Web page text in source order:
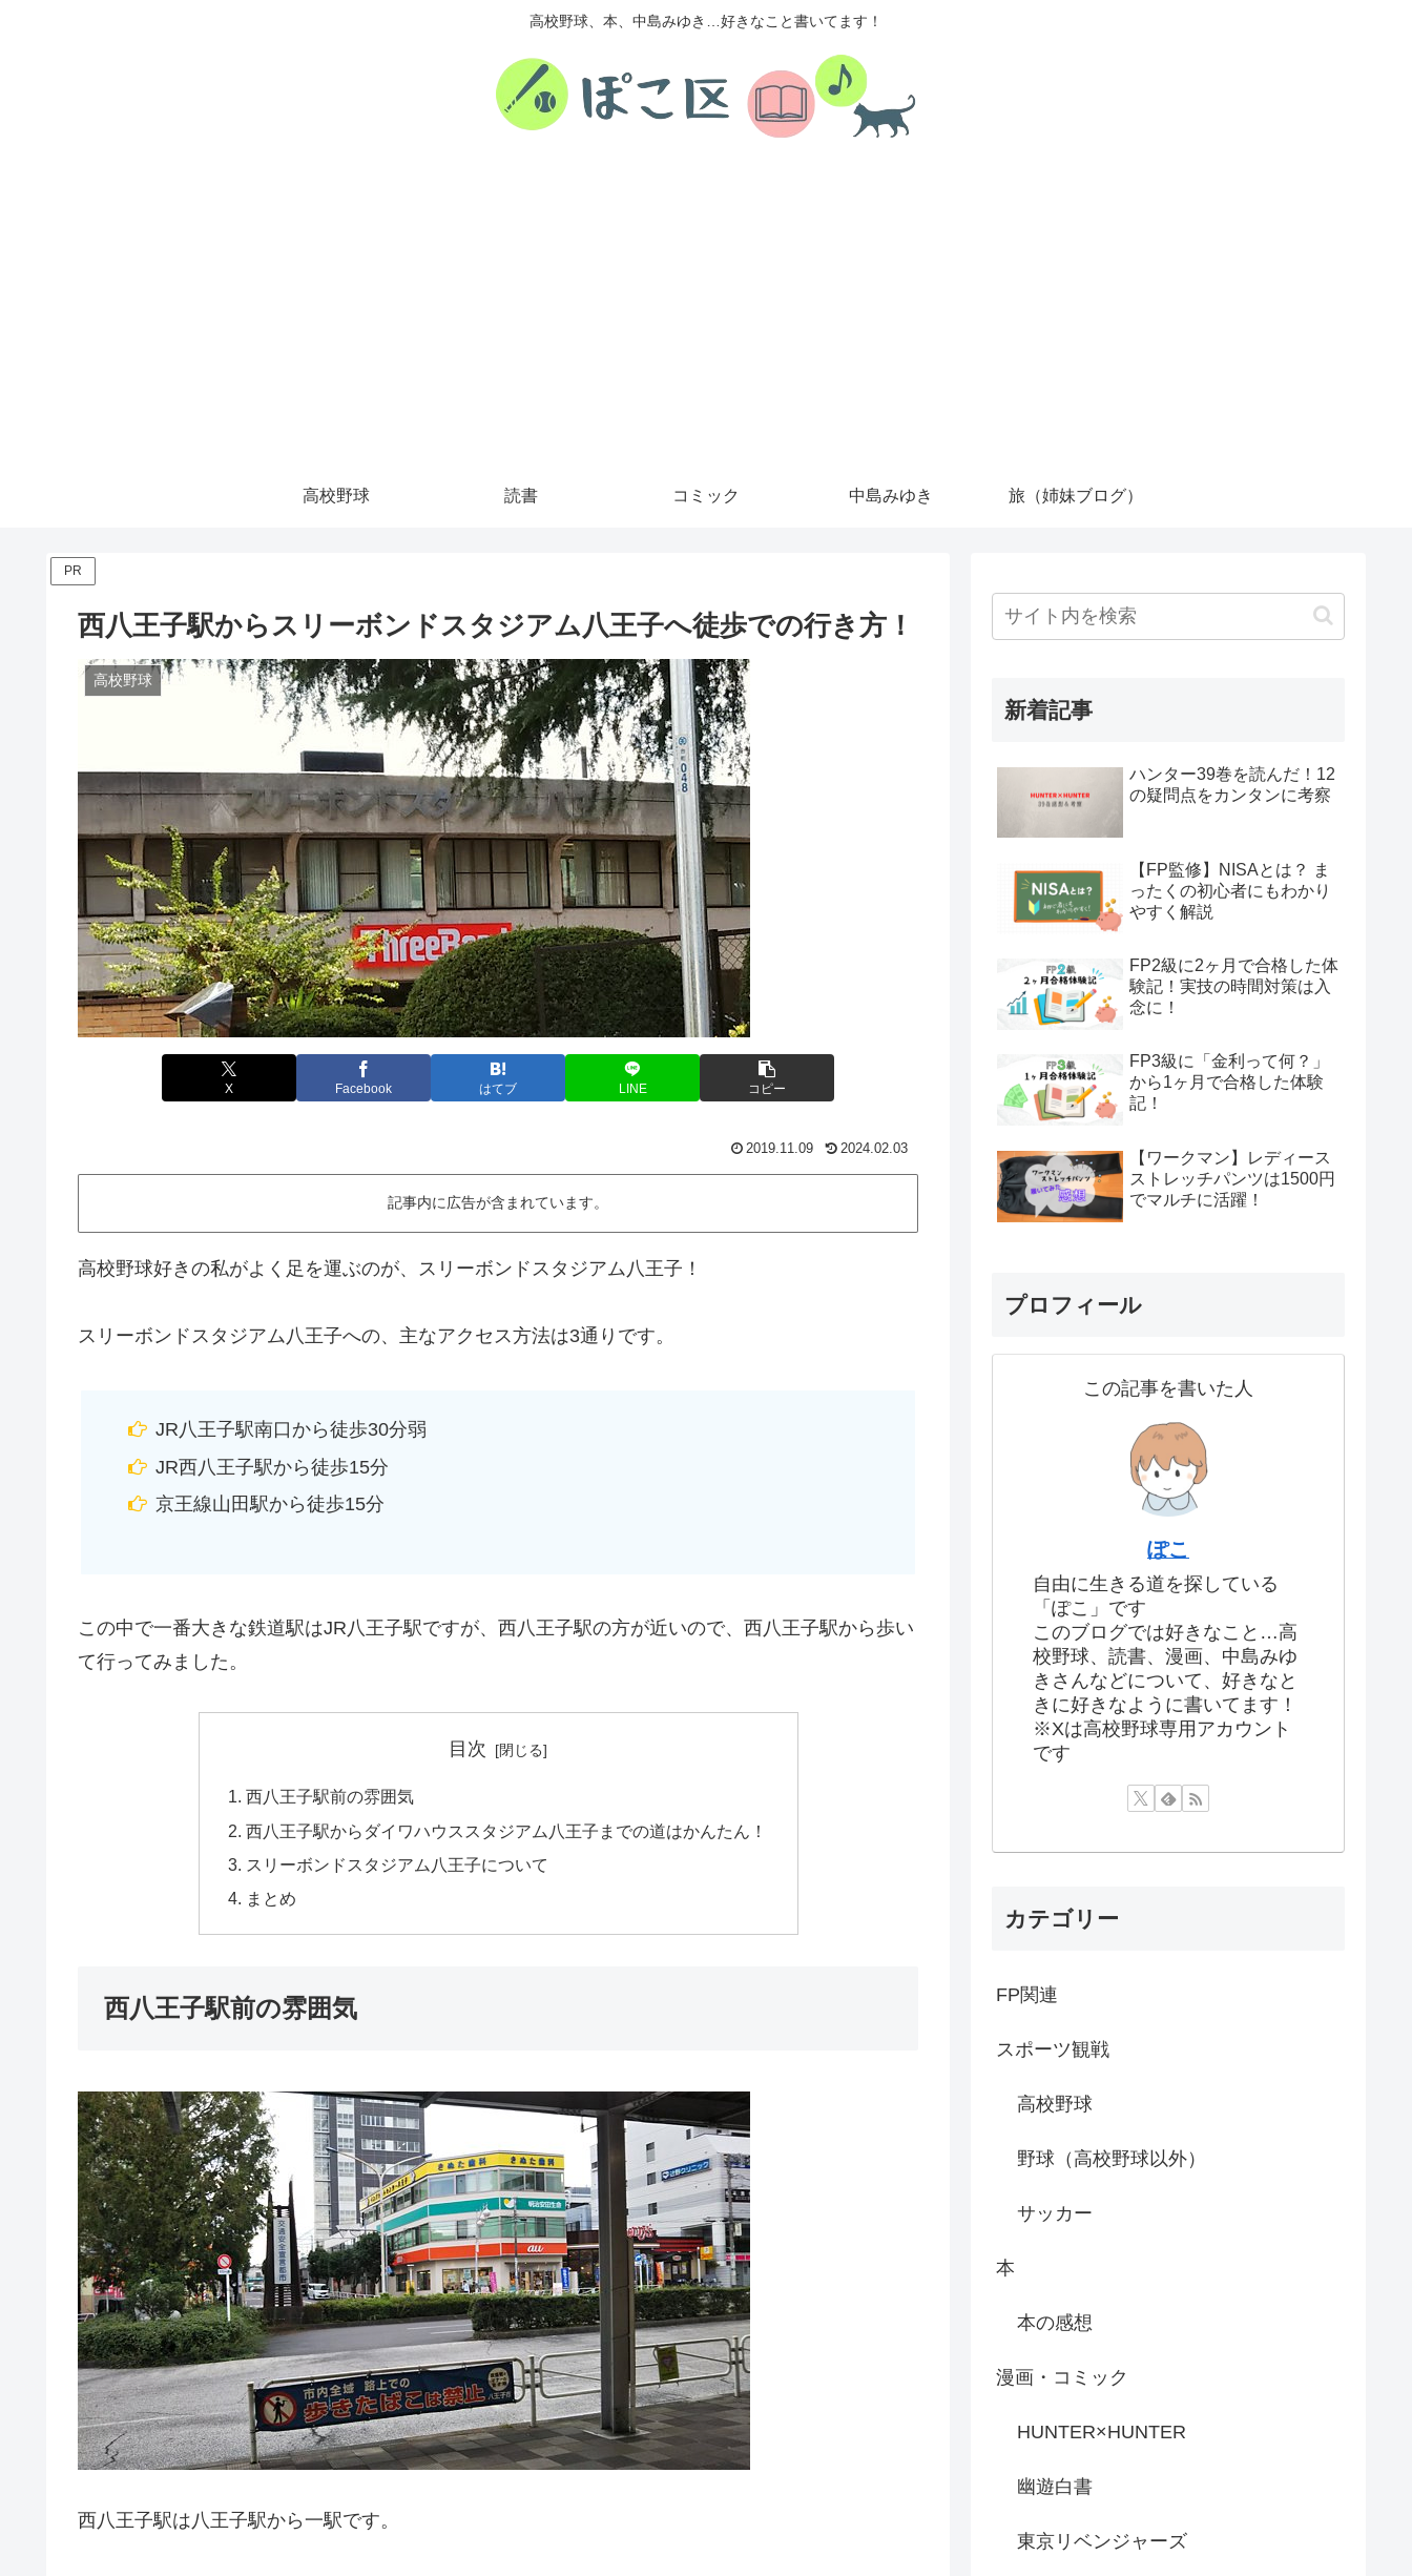
高校野球、本、中島みゆき…好きなこと書いてます！
高校野球 読書 コミック 中島みゆき 旅（姉妹ブログ）
PR
西八王子駅からスリーボンドスタジアム八王子へ徒歩での行き方！
高校野球
X Facebook はてブ LINE コピー
2019.11.09 2024.02.03
記事内に広告が含まれています。
高校野球好きの私がよく足を運ぶのが、スリーボンドスタジアム八王子！
スリーボンドスタジアム八王子への、主なアクセス方法は3通りです。
JR八王子駅南口から徒歩30分弱
JR西八王子駅から徒歩15分
京王線山田駅から徒歩15分
この中で一番大きな鉄道駅はJR八王子駅ですが、西八王子駅の方が近いので、西八王子駅から歩い
て行ってみました。
目次
西八王子駅前の雰囲気
西八王子駅からダイワハウススタジアム八王子までの道はかんたん！
スリーボンドスタジアム八王子について
まとめ
西八王子駅前の雰囲気
西八王子駅は八王子駅から一駅です。
新着記事
ハンター39巻を読んだ！12
の疑問点をカンタンに考察
【FP監修】NISAとは？ ま
ったくの初心者にもわかり
やすく解説
FP2級に2ヶ月で合格した体
験記！実技の時間対策は入
念に！
FP3級に「金利って何？」
から1ヶ月で合格した体験
記！
【ワークマン】レディース
ストレッチパンツは1500円
でマルチに活躍！
プロフィール
この記事を書いた人
ぽこ
自由に生きる道を探している
「ぽこ」です
このブログでは好きなこと…高
校野球、読書、漫画、中島みゆ
きさんなどについて、好きなと
きに好きなように書いてます！
※Xは高校野球専用アカウント
です
カテゴリー
FP関連
スポーツ観戦
高校野球
野球（高校野球以外）
サッカー
本
本の感想
漫画・コミック
HUNTER×HUNTER
幽遊白書
東京リベンジャーズ